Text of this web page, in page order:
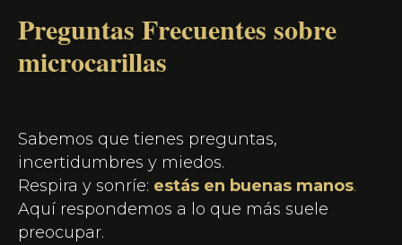
Preguntas Frecuentes sobre
microcarillas
Sabemos que tienes preguntas,
incertidumbres y miedos.
Respira y sonríe: estás en buenas manos.
Aquí respondemos a lo que más suele
preocupar.